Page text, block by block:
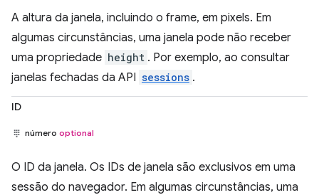
A altura da janela, incluindo o frame, em pixels. Em
algumas circunstâncias, uma janela pode não receber
uma propriedade height . Por exemplo, ao consultar
janelas fechadas da API sessions .
ID
número optional
O ID da janela. Os IDs de janela são exclusivos em uma
sessão do navegador. Em algumas circunstâncias, uma